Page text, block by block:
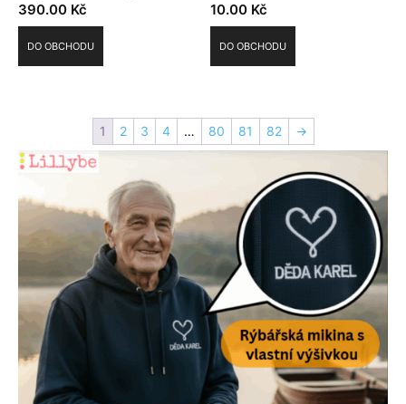
390.00 Kč
DO OBCHODU
10.00 Kč
DO OBCHODU
1 2 3 4 … 80 81 82 →